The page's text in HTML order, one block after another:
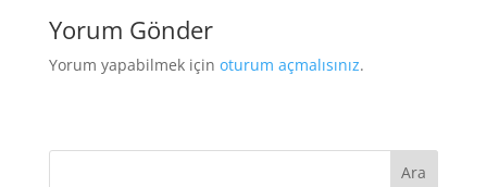
Yorum Gönder
Yorum yapabilmek için oturum açmalısınız.